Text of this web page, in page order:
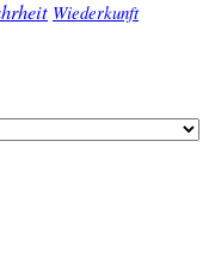
Wiederkunft